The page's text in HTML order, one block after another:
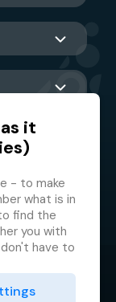
it
- to make
what is in
find the
you with
have to
processing